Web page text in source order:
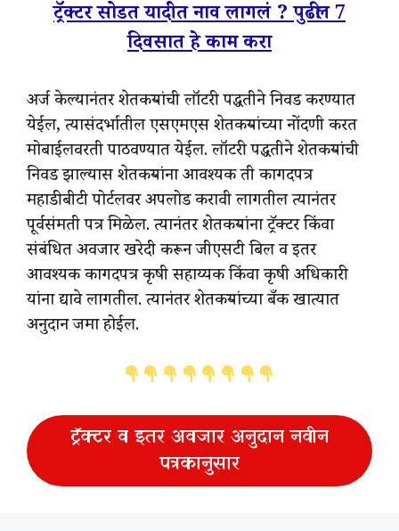
ट्रॅक्टर सोडत यादीत नाव लागलं ? पुढील 7
दिवसात हे काम करा
अर्ज केल्यानंतर शेतकऱ्यांची लॉटरी पद्धतीने निवड करण्यात
येईल, त्यासंदर्भातील एसएमएस शेतकऱ्यांच्या नोंदणी करत
मोबाईलवरती पाठवण्यात येईल. लॉटरी पद्धतीने शेतकऱ्यांची
निवड झाल्यास शेतकऱ्यांना आवश्यक ती कागदपत्र
महाडीबीटी पोर्टलवर अपलोड करावी लागतील त्यानंतर
पूर्वसंमती पत्र मिळेल. त्यानंतर शेतकऱ्यांना ट्रॅक्टर किंवा
संबंधित अवजार खरेदी करून जीएसटी बिल व इतर
आवश्यक कागदपत्र कृषी सहाय्यक किंवा कृषी अधिकारी
यांना द्यावे लागतील. त्यानंतर शेतकऱ्यांच्या बँक खात्यात
अनुदान जमा होईल.
ट्रॅक्टर व इतर अवजार अनुदान नवीन
पत्रकानुसार